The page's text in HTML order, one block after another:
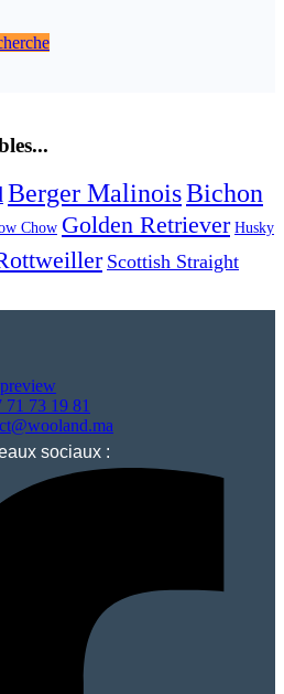
Berger MalinoisBichon
Chow Golden Retriever Husky
Scottish Straight
71 73 19 81
sociaux :